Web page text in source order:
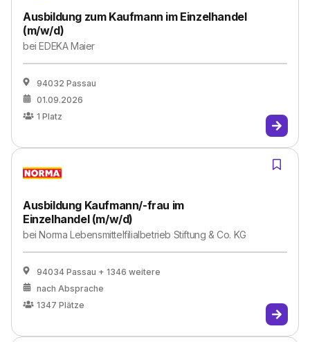
Ausbildung zum Kaufmann im Einzelhandel
(m/w/d)
beiEDEKA Maier
94032 Passau
01.09.2026
1 Platz
Ausbildung Kaufmann/-frau im
Einzelhandel (m/w/d)
beiNorma Lebensmittelfilialbetrieb Stiftung & Co. KG
94034 Passau + 1346 weitere
nach Absprache
1347 Plätze